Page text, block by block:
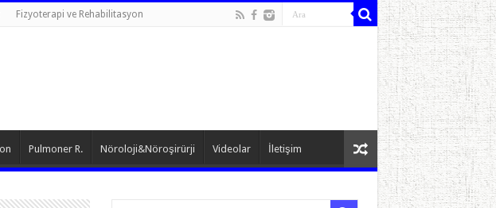
Fizyoterapi ve Rehabilitasyon
Pulmoner R. Nöroloji&Nöroşirürji Videolar İletişim